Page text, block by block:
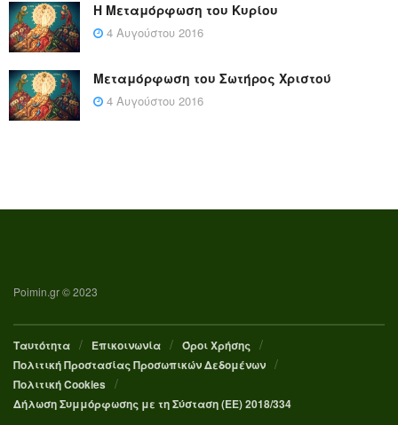
Η Μεταμόρφωση του Κυρίου
4 Αυγούστου 2016
Μεταμόρφωση του Σωτήρος Χριστού
4 Αυγούστου 2016
Poimin.gr © 2023
Ταυτότητα Επικοινωνία
Όροι Χρήσης
Πολιτική Προστασίας Προσωπικών Δεδομένων
Πολιτική Cookies
Δήλωση Συμμόρφωσης με τη Σύσταση (ΕΕ) 2018/334